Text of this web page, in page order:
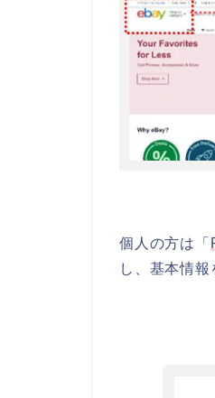
個人の方は「
し、基本情報